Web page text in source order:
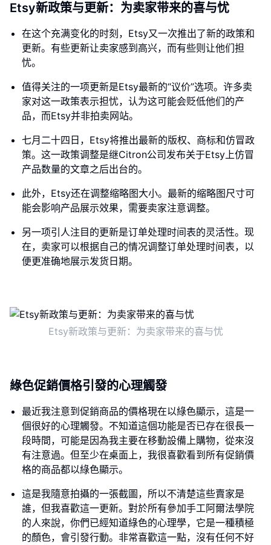
Etsy新政策与更新：为卖家带来的喜与忧
在这个充满变化的时刻，Etsy又一次推出了新的政策和
更新。有些更新让卖家感到高兴，而有些则让他们担
忧。
值得关注的一项更新是Etsy最新的“议价”选项。许多卖
家对这一政策表示担忧，认为这可能会贬低他们的产
品，而Etsy并非拍卖网站。
七月二十四日，Etsy将推出最新的版权、商标和仿冒政
策。这一政策调整是继Citron公司发布关于Etsy上仿冒
产品数量的文章之后出台的。
此外，Etsy还在调整缩略图大小。最新的缩略图尺寸可
能会影响产品展示效果，需要卖家注意调整。
另一项引人注目的更新是订单处理时间表的灵活性。现
在，卖家可以根据自己的情况调整订单处理时间表，以
便更准确地展示发货日期。
Etsy新政策与更新：为卖家带来的喜与忧
綠色促銷價格引發的心理觸發
最近我注意到促銷商品的價格現在以綠色顯示，這是一
個很好的心理觸發。不知道這個功能是否已存在很長一
段時間，可能是因為我主要在移動設備上購物，從來沒
有注意過。但至少在桌面上，我很喜歡看到所有促銷價
格的商品都以綠色顯示。
這是我隨意拍攝的一張截圖，所以不清楚這些賣家是
誰，但我喜歡這一更新。對於所有參加手工阿爾法學院
的人來說，你們已經知道綠色的心理學，它是一種積極
的顏色，會引發行動。非常喜歡這一點，沒有任何不好